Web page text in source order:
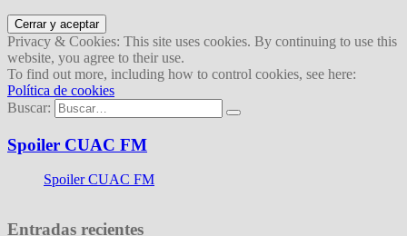
Privacy & Cookies: This site uses cookies. By continuing to use this
website, you agree to their use.
To find out more, including how to control cookies, see here:
Política de cookies
Buscar:
Spoiler CUAC FM
Spoiler CUAC FM
Entradas recientes